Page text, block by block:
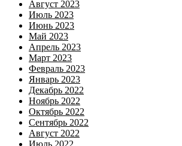
Август 2023
Июль 2023
Июнь 2023
Май 2023
Апрель 2023
Март 2023
Февраль 2023
Январь 2023
Декабрь 2022
Ноябрь 2022
Октябрь 2022
Сентябрь 2022
Август 2022
Июль 2022